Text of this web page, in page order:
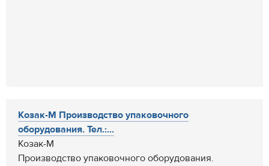
Козак-М Производство упаковочного
оборудования. Тел.:...
Козак-М
Производство упаковочного оборудования.